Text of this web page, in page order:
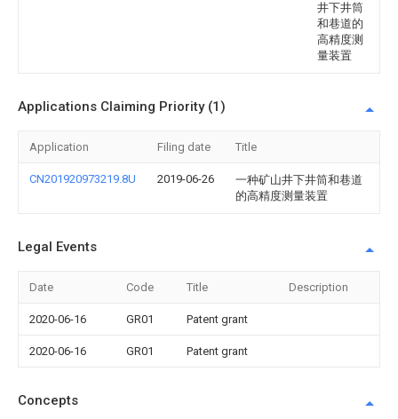
井下井筒
和巷道的
高精度测
量装置
Applications Claiming Priority (1)
Application Filing date Title
CN201920973219.8U 2019-06-26
一种矿山井下井筒和巷道
的高精度测量装置
Legal Events
Date Code Title Description
2020-06-16 GR01 Patent grant
2020-06-16 GR01 Patent grant
Concepts